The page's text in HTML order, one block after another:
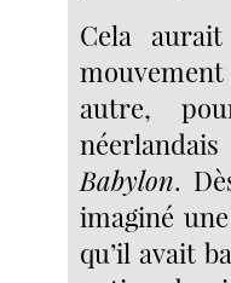
Cela
autre,
Babylon.
imaginé
qu’il avait